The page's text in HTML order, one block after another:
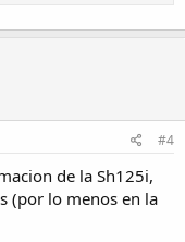
#4
de la Sh125i,
(por lo menos en la